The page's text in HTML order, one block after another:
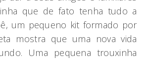
que de fato tenha tudo a
um pequeno kit formado por
mostra que uma nova vida
Uma pequena trouxinha